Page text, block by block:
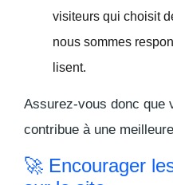
visiteurs qui choisit
nous sommes
lisent.
Assurez-vous donc que
contribue à une
🚀 Encourager